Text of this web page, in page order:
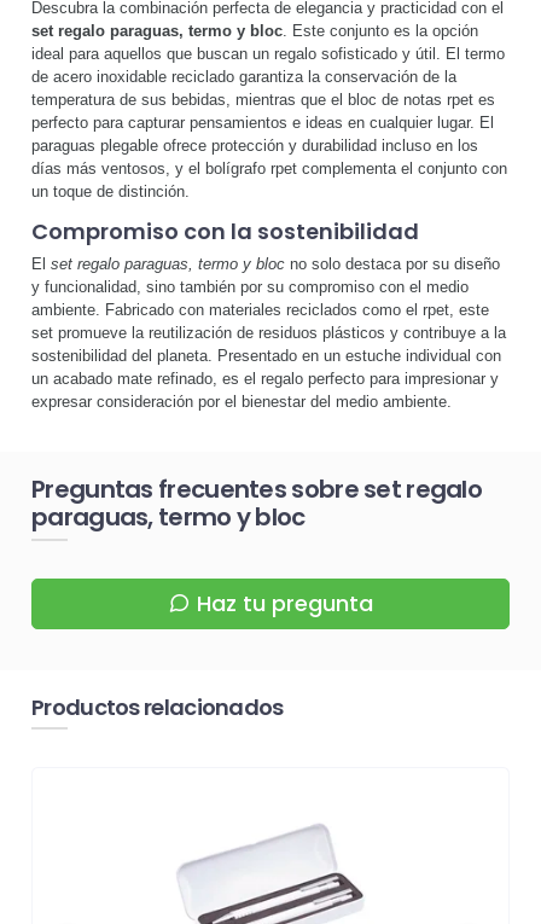
Descubra la combinación perfecta de elegancia y practicidad con el
set regalo paraguas, termo y bloc. Este conjunto es la opción
ideal para aquellos que buscan un regalo sofisticado y útil. El termo
de acero inoxidable reciclado garantiza la conservación de la
temperatura de sus bebidas, mientras que el bloc de notas rpet es
perfecto para capturar pensamientos e ideas en cualquier lugar. El
paraguas plegable ofrece protección y durabilidad incluso en los
días más ventosos, y el bolígrafo rpet complementa el conjunto con
un toque de distinción.
Compromiso con la sostenibilidad
El set regalo paraguas, termo y bloc no solo destaca por su diseño
y funcionalidad, sino también por su compromiso con el medio
ambiente. Fabricado con materiales reciclados como el rpet, este
set promueve la reutilización de residuos plásticos y contribuye a la
sostenibilidad del planeta. Presentado en un estuche individual con
un acabado mate refinado, es el regalo perfecto para impresionar y
expresar consideración por el bienestar del medio ambiente.
Preguntas frecuentes sobre set regalo
paraguas, termo y bloc
Haz tu pregunta
Productos relacionados